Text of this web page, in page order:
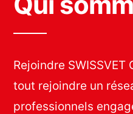
Rejoindre SWISSVET
tout rejoindre un
professionnels